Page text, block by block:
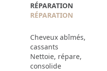
RÉPARATION
RÉPARATION
Cheveux abîmés,
cassants
Nettoie, répare,
consolide